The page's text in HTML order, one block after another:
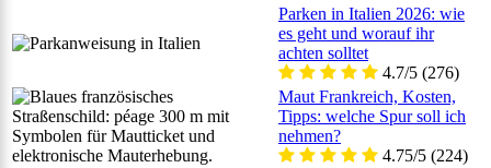
Parken in Italien 2026: wie
es geht und worauf ihr
achten solltet
4.7/5 (276)
Maut Frankreich, Kosten,
Tipps: welche Spur soll ich
nehmen?
4.75/5 (224)